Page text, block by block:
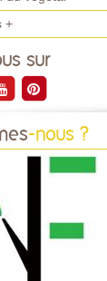
+
sur
-nous ?